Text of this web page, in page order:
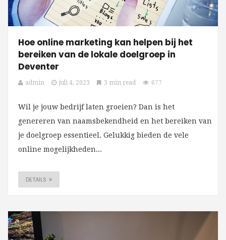
Hoe online marketing kan helpen bij het
bereiken van de lokale doelgroep in
Deventer
admin juli 4, 2023 3 min read 677
Wil je jouw bedrijf laten groeien? Dan is het
genereren van naamsbekendheid en het bereiken van
je doelgroep essentieel. Gelukkig bieden de vele
online mogelijkheden...
DETAILS